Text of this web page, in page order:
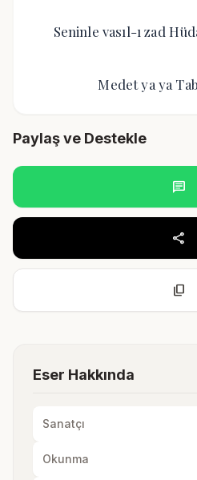
Seninle vasıl-ı zad
Medet ya ya
Paylaş ve Destekle
chat
share
content_copy
Eser Hakkında
Sanatçı
Okunma